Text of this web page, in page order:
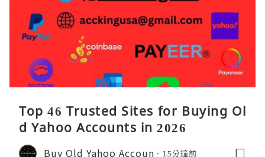
Top 46 Trusted Sites for Buying Ol
d Yahoo Accounts in 2026
Buy Old Yahoo Accoun 15分鐘前